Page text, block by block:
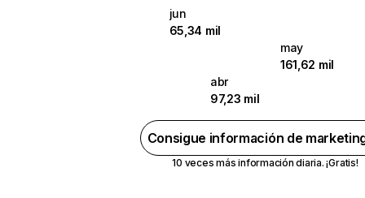
jun
65,34 mil
may
161,62 mil
abr
97,23 mil
Consigue información de
10 veces más información diaria. ¡Gratis!